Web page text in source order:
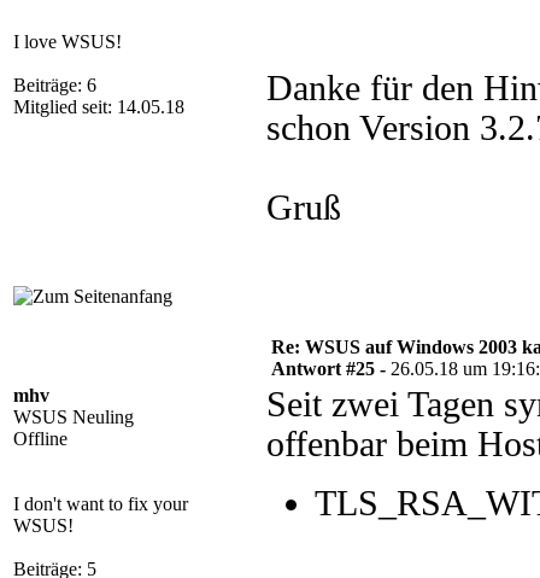
I love WSUS!
Beiträge: 6
Mitglied seit: 14.05.18
Danke für den
schon Version
Gruß
mhv
WSUS Neuling
Offline
I don't want to fix your
WSUS!
Beiträge: 5
Re: WSUS auf Windows 2003
Antwort #25 - 26.05.18 um
Seit zwei Tagen
offenbar beim